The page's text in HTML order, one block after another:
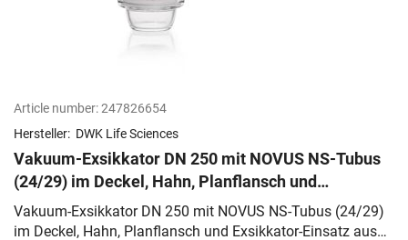
Article number:247826654
Hersteller: DWK Life Sciences
Vakuum-Exsikkator DN 250 mit NOVUS NS-Tubus
(24/29) im Deckel, Hahn, Planflansch und
Exsikkator-Einsatz aus Porzellan
Vakuum-Exsikkator DN 250 mit NOVUS NS-Tubus (24/29)
im Deckel, Hahn, Planflansch und Exsikkator-Einsatz aus